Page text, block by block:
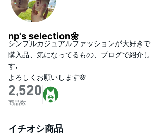
np's selection🌼
シンプルカジュアルファッションが大好き
購入品、気になってるもの、ブログで紹介
す♩
よろしくお願いします🌸
2,520
商品数
イチオシ商品